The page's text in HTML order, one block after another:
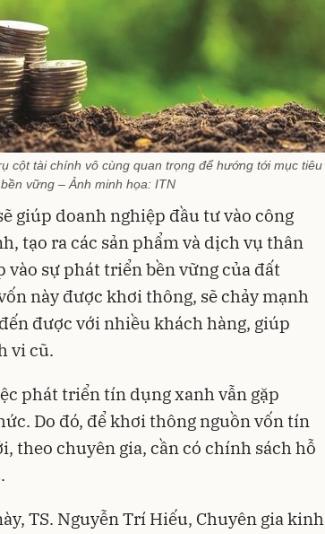
cột tài chính vô cùng quan trọng để hướng tới mục tiêu
vững – Ảnh minh họa: ITN
giúp doanh nghiệp đầu tư vào công
tạo ra các sản phẩm và dịch vụ thân
sự phát triển bền vững của đất
này được khơi thông, sẽ chảy mạnh
được với nhiều khách hàng, giúp
vi cũ.
phát triển tín dụng xanh vẫn gặp
Do đó, để khơi thông nguồn vốn tín
theo chuyên gia, cần có chính sách hỗ
TS. Nguyễn Trí Hiếu, Chuyên gia kinh